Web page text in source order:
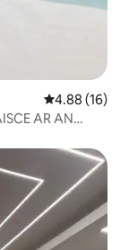
Meánrátáil
4.88 (16)
AR AN